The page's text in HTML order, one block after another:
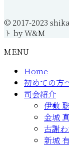
© 2017-2023
ト by W&M
MENU
Home
初めての方
司会紹介
伊敷
金城
古謝
新城